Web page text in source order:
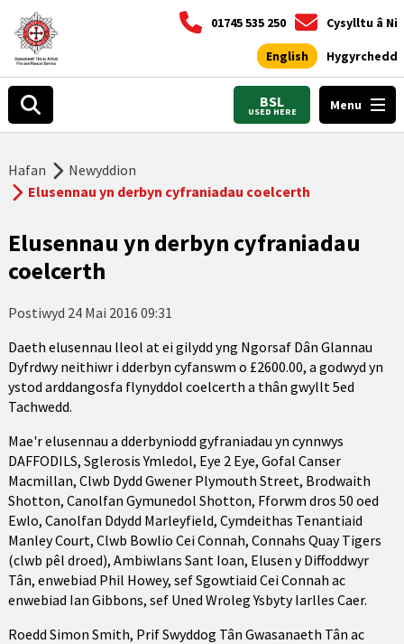
01745 535 250 Cysylltu â Ni
English Hygyrchedd
BSL
USED HERE Menu
Hafan
Newyddion
Elusennau yn derbyn cyfraniadau coelcerth
Elusennau yn derbyn cyfraniadau
coelcerth
Postiwyd 24 Mai 2016 09:31
Daeth elusennau lleol at ei gilydd yng Ngorsaf Dân Glannau
Dyfrdwy neithiwr i dderbyn cyfanswm o £2600.00, a godwyd yn
ystod arddangosfa flynyddol coelcerth a thân gwyllt 5ed
Tachwedd.
Mae'r elusennau a dderbyniodd gyfraniadau yn cynnwys
DAFFODILS, Sglerosis Ymledol, Eye 2 Eye, Gofal Canser
Macmillan, Clwb Dydd Gwener Plymouth Street, Brodwaith
Shotton, Canolfan Gymunedol Shotton, Fforwm dros 50 oed
Ewlo, Canolfan Ddydd Marleyfield, Cymdeithas Tenantiaid
Manley Court, Clwb Bowlio Cei Connah, Connahs Quay Tigers
(clwb pêl droed), Ambiwlans Sant Ioan, Elusen y Diffoddwyr
Tân, enwebiad Phil Howey, sef Sgowtiaid Cei Connah ac
enwebiad Ian Gibbons, sef Uned Wroleg Ysbyty Iarlles Caer.
Roedd Simon Smith, Prif Swyddog Tân Gwasanaeth Tân ac